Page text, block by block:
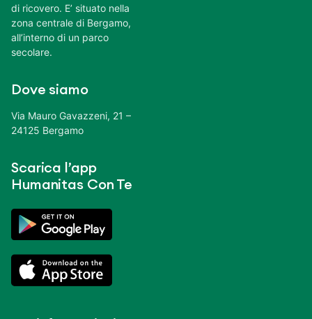
di ricovero. E’ situato nella
zona centrale di Bergamo,
all’interno di un parco
secolare.
Dove siamo
Via Mauro Gavazzeni, 21 –
24125 Bergamo
Scarica l’app
Humanitas Con Te